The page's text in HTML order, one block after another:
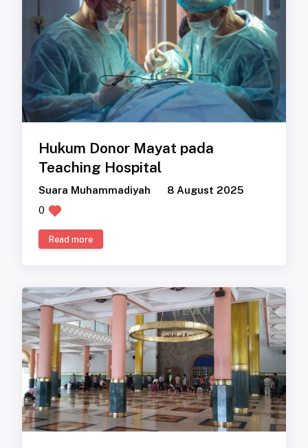
Hukum Donor Mayat pada
Teaching Hospital
Suara Muhammadiyah
8 August 2025
0
Read more